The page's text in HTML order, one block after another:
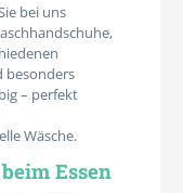
bei uns
besonders
– perfekt
Wäsche.
Essen